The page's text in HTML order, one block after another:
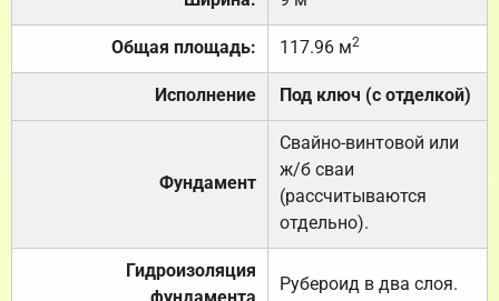
Общая площадь: 117.96 м2
Исполнение Под ключ (с отделкой)
Фундамент
Свайно-винтовой или
ж/б сваи
(рассчитываются
отдельно).
Гидроизоляция
фундамента
Рубероид в два слоя.